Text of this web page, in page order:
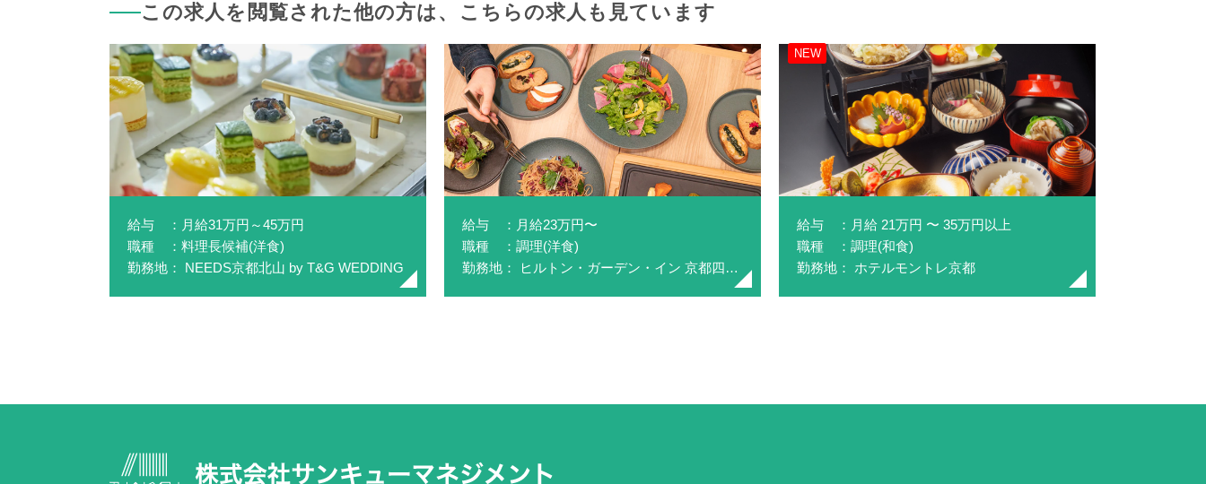
この求人を閲覧された他の方は、 こちらの求人も見ています
給与 ：月給31万円～45万円
職種 ：料理長候補(洋食)
勤務地： NEEDS京都北山 by T&G WEDDING
給与 ：月給23万円〜
職種 ：調理(洋食)
勤務地： ヒルトン・ガーデン・イン 京都四条烏丸
NEW
給与 ：月給 21万円 〜 35万円以上
職種 ：調理(和食)
勤務地： ホテルモントレ京都